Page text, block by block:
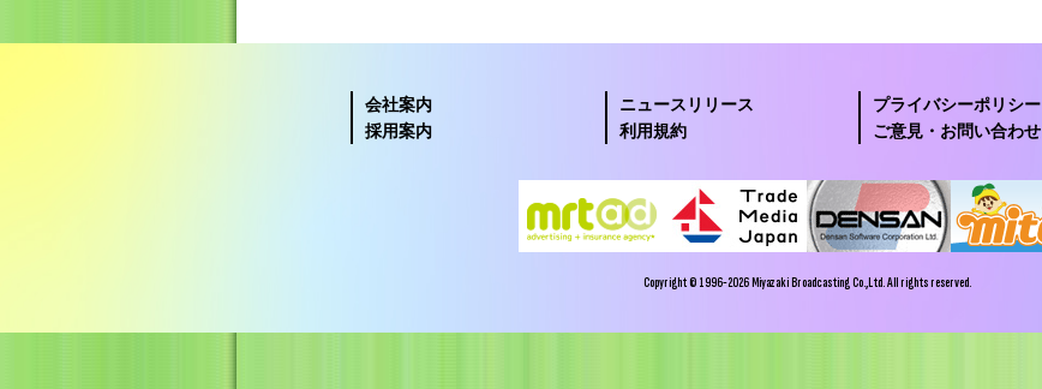
会社案内 ニュースリリース プライバシーポリシー
採用案内
利用規約 ご意見・お問い合わせ
Copyright © 1996-2026 Miyazaki Broadcasting Co.,Ltd. All rights reserved.